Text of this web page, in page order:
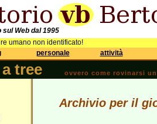
Web dal 1995
umano non identificato!
personale attività
tree ovvero come rovinarsi
Archivio per il